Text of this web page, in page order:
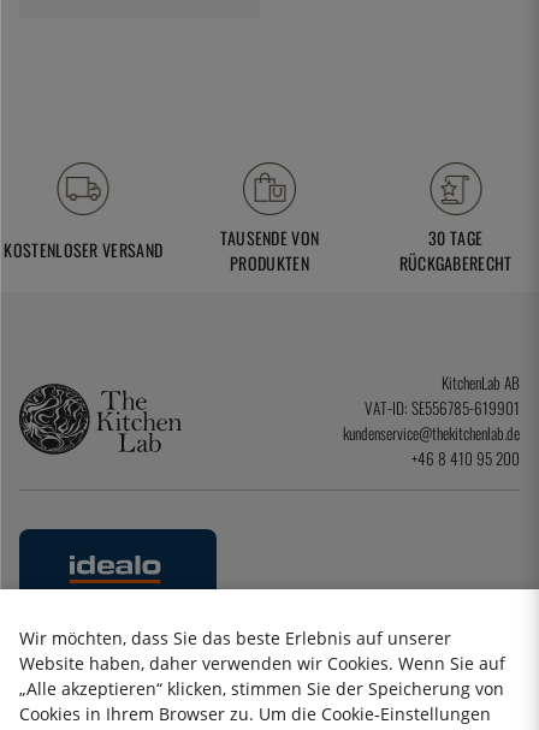
KOSTENLOSER VERSAND
TAUSENDE VON
PRODUKTEN
30 TAGE
RÜCKGABERECHT
KitchenLab AB
VAT-ID: SE556785-619901
kundenservice@thekitchenlab.de
+46 8 410 95 200
Datenschutzerklärung
Wir möchten, dass Sie das beste Erlebnis auf unserer
Website haben, daher verwenden wir Cookies. Wenn Sie auf
„Alle akzeptieren“ klicken, stimmen Sie der Speicherung von
Cookies in Ihrem Browser zu. Um die Cookie-Einstellungen